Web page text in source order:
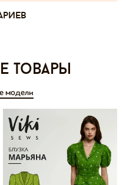
товары
модели